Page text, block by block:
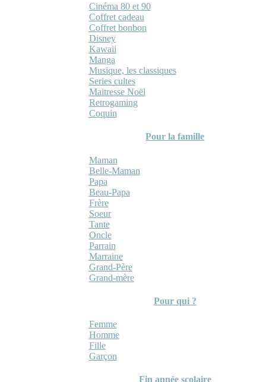
Cinéma 80 et 90
Coffret cadeau
Coffret bonbon
Disney
Kawaii
Manga
Musique, les classiques
Series cultes
Maitresse Noël
Retrogaming
Coquin
Pour la famille
Maman
Belle-Maman
Papa
Beau-Papa
Frère
Soeur
Tante
Oncle
Parrain
Marraine
Grand-Père
Grand-mère
Pour qui ?
Femme
Homme
Fille
Garçon
Fin année scolaire